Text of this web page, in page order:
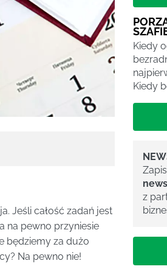
Jeśli całość zadań jest
na pewno przyniesie
będziemy za dużo
Na pewno nie!
Kiedy
Kiedy
z